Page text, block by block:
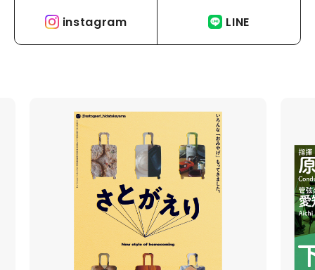
instagram LINE